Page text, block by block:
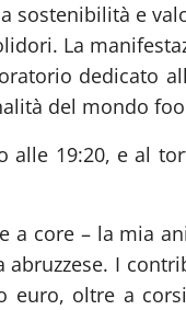
sostenibilità e
La
dedicato
del mondo
alle 19:20, e al
core – la mia
I
oltre a